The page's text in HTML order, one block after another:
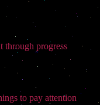
through progress
to pay attention